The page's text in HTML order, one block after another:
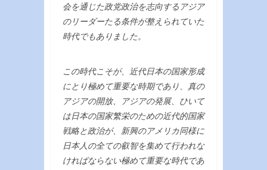
会を通じた政党政治を志向するアジア
のリーダーたる条件が整えられていた
時代でもありました。
この時代こそが、近代日本の国家形成
にとり極めて重要な時期であり、真の
アジアの開放、アジアの発展、ひいて
は日本の国家繁栄のための近代的国家
戦略と政治が、新興のアメリカ同様に
日本人の全ての叡智を集めて行われな
ければならない極めて重要な時代であ